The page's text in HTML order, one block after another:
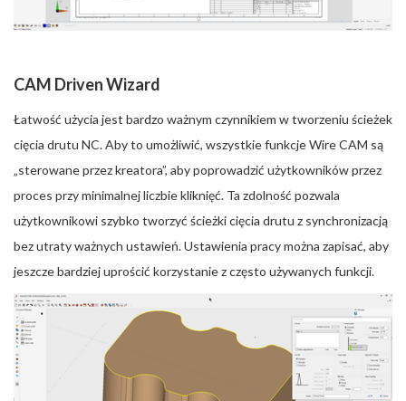
CAM Driven Wizard
Łatwość użycia jest bardzo ważnym czynnikiem w tworzeniu ścieżek
cięcia drutu NC. Aby to umożliwić, wszystkie funkcje Wire CAM są
„sterowane przez kreatora”, aby poprowadzić użytkowników przez
proces przy minimalnej liczbie kliknięć. Ta zdolność pozwala
użytkownikowi szybko tworzyć ścieżki cięcia drutu z synchronizacją
bez utraty ważnych ustawień. Ustawienia pracy można zapisać, aby
jeszcze bardziej uprościć korzystanie z często używanych funkcji.